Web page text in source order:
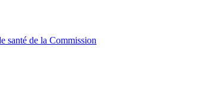
santé de la Commission